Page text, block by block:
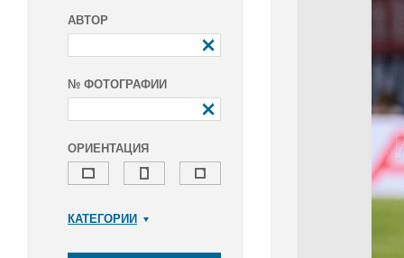
АВТОР
№ ФОТОГРАФИИ
ОРИЕНТАЦИЯ
КАТЕГОРИИ